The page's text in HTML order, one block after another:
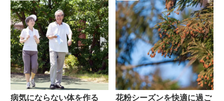
病気にならない体を作る
花粉シーズンを快適に過ご